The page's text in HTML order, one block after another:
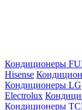
Кондиционеры
Hisense
Кондиционеры LG
Electrolux
Кондиционеры